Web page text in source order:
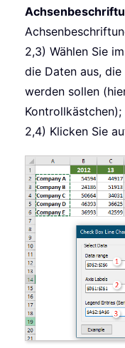
2,3) Wählen Sie im
die Daten aus,
werden sollen
Kontrollkästchen);
2,4) Klicken Sie